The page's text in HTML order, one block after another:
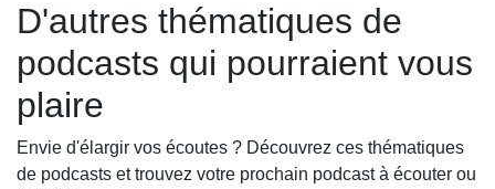
D'autres thématiques de
podcasts qui pourraient vous
plaire
Envie d'élargir vos écoutes ? Découvrez ces thématiques
de podcasts et trouvez votre prochain podcast à écouter ou